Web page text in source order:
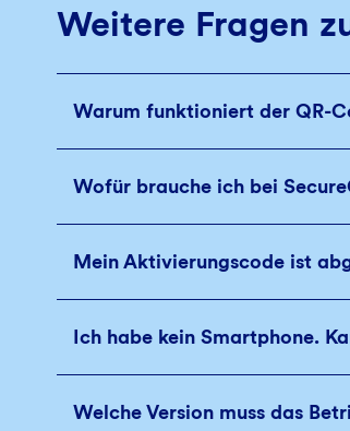
Weitere Fragen
Warum funktioniert der QR-
Wofür brauche ich bei
Mein Aktivierungscode ist
Ich habe kein Smartphone.
Welche Version muss das